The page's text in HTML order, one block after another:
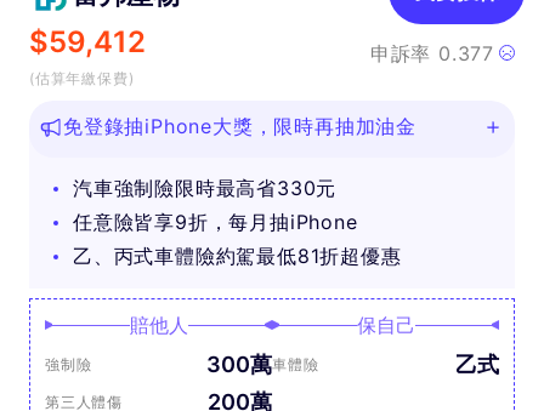
$59,412
(估算年繳保費)
申訴率 0.377
免登錄抽iPhone大獎，限時再抽加油金
汽車強制險限時最高省330元
任意險皆享9折，每月抽iPhone
乙、丙式車體險約駕最低81折超優惠
賠他人
強制險 300萬
第三人體傷 200萬
保自己
車體險 乙式